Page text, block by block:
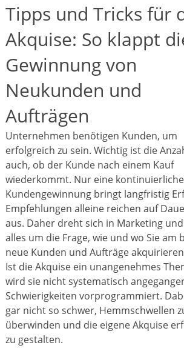
Tipps und Tricks für
Akquise: So klappt
Gewinnung von
Neukunden und
Aufträgen
Unternehmen benötigen Kunden, um
erfolgreich zu sein. Wichtig ist die
auch, ob der Kunde nach einem Kauf
wiederkommt. Nur eine kontinuierliche
Kundengewinnung bringt langfristig
Empfehlungen alleine reichen auf
aus. Daher dreht sich in Marketing
alles um die Frage, wie und wo Sie am
neue Kunden und Aufträge
Ist die Akquise ein unangenehmes
wird sie nicht systematisch
Schwierigkeiten vorprogrammiert.
gar nicht so schwer, Hemmschwellen
überwinden und die eigene Akquise
zu gestalten.